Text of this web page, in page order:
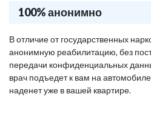
100% анонимно
В отличие от государственных
анонимную реабилитацию, без
передачи конфиденциальных
врач подъедет к вам на
наденет уже в вашей квартире.